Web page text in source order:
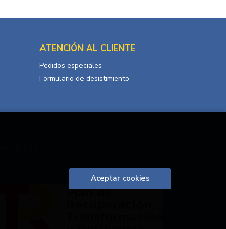
ATENCIÓN AL CLIENTE
Pedidos especiales
Formulario de desistimiento
Aceptar cookies